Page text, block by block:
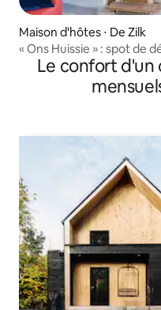
Maison d'hôtes ⋅ De Zilk
« Ons Huissie » : spot de
Le confort d'un